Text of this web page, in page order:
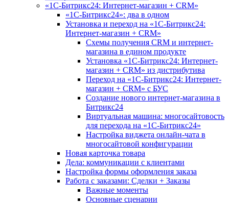
«1С-Битрикс24: Интернет-магазин + CRM»
«1С-Битрикс24»: два в одном
Установка и переход на «1С-Битрикс24:
Интернет-магазин + CRM»
Схемы получения CRM и интернет-
магазина в едином продукте
Установка «1С-Битрикс24: Интернет-
магазин + CRM» из дистрибутива
Переход на «1С-Битрикс24: Интернет-
магазин + CRM» с БУС
Создание нового интернет-магазина в
Битрикс24
Виртуальная машина: многосайтовость
для перехода на «1С-Битрикс24»
Настройка виджета онлайн-чата в
многосайтовой конфигурации
Новая карточка товара
Дела: коммуникации с клиентами
Настройка формы оформления заказа
Работа с заказами: Сделки + Заказы
Важные моменты
Основные сценарии